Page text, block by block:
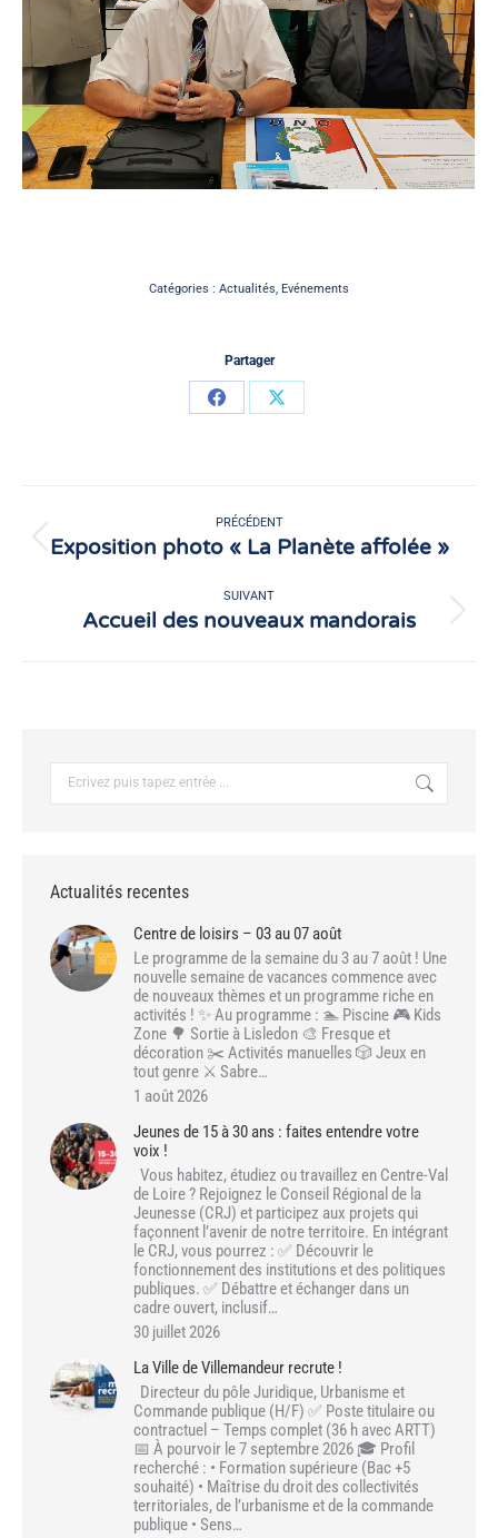
Catégories : Actualités, Evénements
Partager
PartagerPartager
article
PRÉCÉDENT
Article
Exposition photo « La Planète affolée »
SUIVANT
Article
Accueil des nouveaux mandorais
Actualités recentes
Centre de loisirs – 03 au 07 août
Le programme de la semaine du 3 au 7 août ! Une
nouvelle semaine de vacances commence avec
de nouveaux thèmes et un programme riche en
activités ! ✨ Au programme : 🏊 Piscine 🎮 Kids
Zone 🌳 Sortie à Lisledon 🎨 Fresque et
décoration ✂️ Activités manuelles 🎲 Jeux en
tout genre ⚔️ Sabre…
1 août 2026
Jeunes de 15 à 30 ans : faites entendre votre
voix !
Vous habitez, étudiez ou travaillez en Centre-Val
de Loire ? Rejoignez le Conseil Régional de la
Jeunesse (CRJ) et participez aux projets qui
façonnent l’avenir de notre territoire. En intégrant
le CRJ, vous pourrez : ✅ Découvrir le
fonctionnement des institutions et des politiques
publiques. ✅ Débattre et échanger dans un
cadre ouvert, inclusif…
30 juillet 2026
La Ville de Villemandeur recrute !
Directeur du pôle Juridique, Urbanisme et
Commande publique (H/F) ✅ Poste titulaire ou
contractuel – Temps complet (36 h avec ARTT)
📅 À pourvoir le 7 septembre 2026 🎓 Profil
recherché : • Formation supérieure (Bac +5
souhaité) • Maîtrise du droit des collectivités
territoriales, de l’urbanisme et de la commande
publique • Sens…